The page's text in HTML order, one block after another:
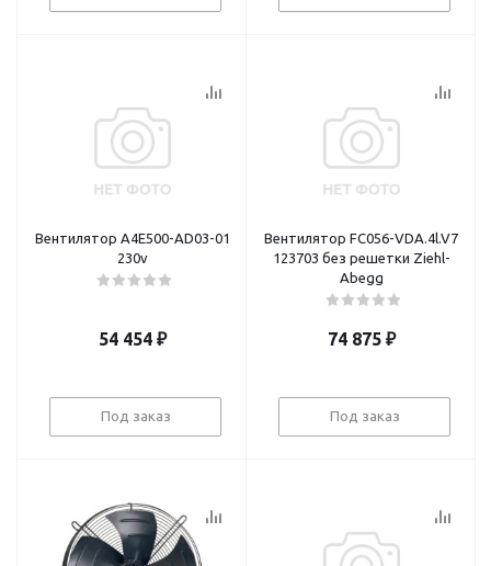
Вентилятор А4E500-AD03-01
230v
54 454₽
Под заказ
Вентилятор FC056-VDA.4l.V7
123703 без решетки Ziehl-
Abegg
74 875₽
Под заказ